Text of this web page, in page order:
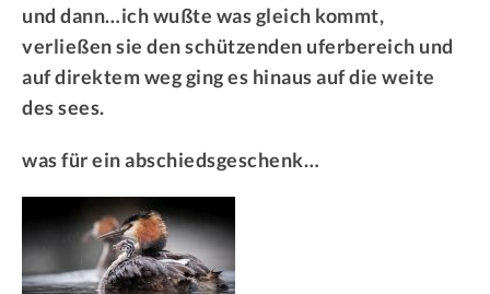
und dann…ich wußte was gleich kommt,
verließen sie den schützenden uferbereich und
auf direktem weg ging es hinaus auf die weite
des sees.
was für ein abschiedsgeschenk…